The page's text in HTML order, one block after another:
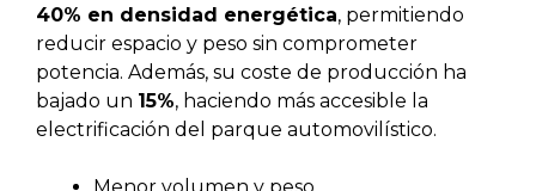
40% en densidad energética, permitiendo
reducir espacio y peso sin comprometer
potencia. Además, su coste de producción ha
bajado un 15%, haciendo más accesible la
electrificación del parque automovilístico.